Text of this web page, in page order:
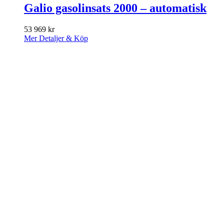
Galio gasolinsats 2000 – automatisk
53 969 kr
Mer Detaljer & Köp